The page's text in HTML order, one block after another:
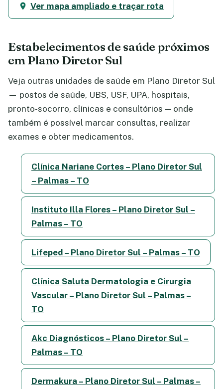
Ver mapa ampliado e traçar rota
Estabelecimentos de saúde próximos
em Plano Diretor Sul
Veja outras unidades de saúde em Plano Diretor Sul
— postos de saúde, UBS, USF, UPA, hospitais,
pronto-socorro, clínicas e consultórios — onde
também é possível marcar consultas, realizar
exames e obter medicamentos.
Clínica Nariane Cortes – Plano Diretor Sul
– Palmas – TO
Instituto Illa Flores – Plano Diretor Sul –
Palmas – TO
Lifeped – Plano Diretor Sul – Palmas – TO
Clínica Saluta Dermatologia e Cirurgia
Vascular – Plano Diretor Sul – Palmas –
TO
Akc Diagnósticos – Plano Diretor Sul –
Palmas – TO
Dermakura – Plano Diretor Sul – Palmas –